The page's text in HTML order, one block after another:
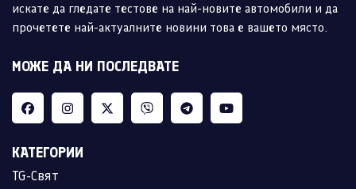
искате да гледате тестове на най-новите автомобили и да
прочетете най-актуалните новини това е вашето място.
МОЖЕ ДА НИ ПОСЛЕДВАТЕ
КАТЕГОРИИ
TG-Свят